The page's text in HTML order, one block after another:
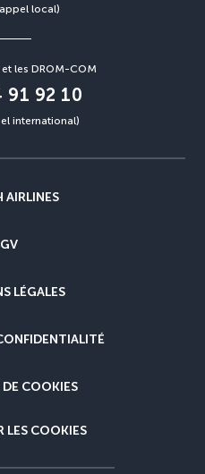
local)
les DROM-COM
91 92 10
international)
AIRLINES
LÉGALES
COOKIES
LES COOKIES